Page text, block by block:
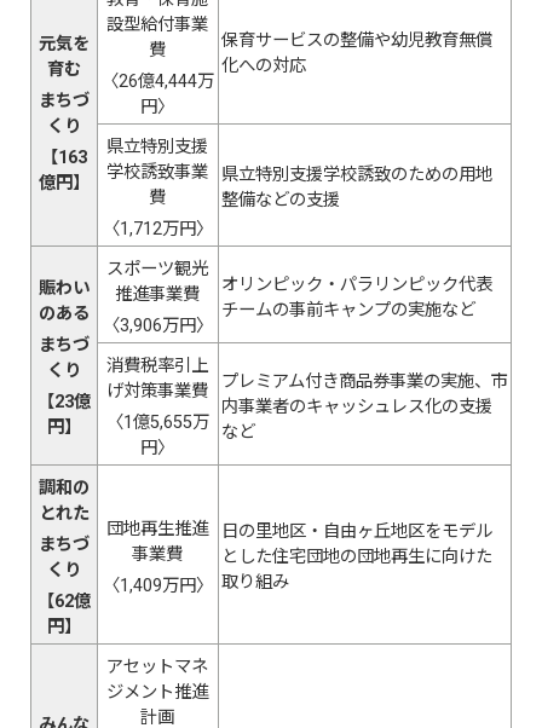
元気を
育む
まちづ
くり
【163
億円】
設型給付事業
費
〈26億4,444万
円〉
保育サービスの整備や幼児教育無償
化への対応
県立特別支援
学校誘致事業
費
〈1,712万円〉
県立特別支援学校誘致のための用地
整備などの支援
賑わい
のある
まちづ
くり
【23億
円】
スポーツ観光
推進事業費
〈3,906万円〉
オリンピック・パラリンピック代表
チームの事前キャンプの実施など
消費税率引上
げ対策事業費
〈1億5,655万
円〉
プレミアム付き商品券事業の実施、市
内事業者のキャッシュレス化の支援
など
調和の
とれた
まちづ
くり
【62億
円】
団地再生推進
事業費
〈1,409万円〉
日の里地区・自由ヶ丘地区をモデル
とした住宅団地の団地再生に向けた
取り組み
アセットマネ
ジメント推進
計画